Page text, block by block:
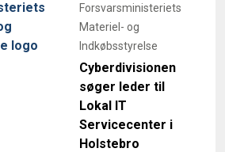
Forsvarsministeriets
Materiel- og
Indkøbsstyrelse
Cyberdivisionen
søger leder til
Lokal IT
Servicecenter i
Holstebro